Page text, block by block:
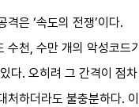
격은 ‘속도의 전쟁’이다.
수천, 수만 개의 악성코드
다. 오히려 그 간격이 점
처하더라도 불충분하다.